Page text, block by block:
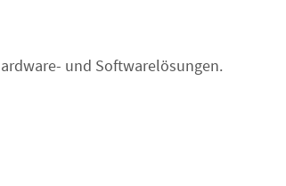
und Softwarelösungen.